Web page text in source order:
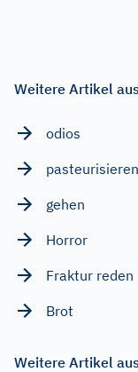
Weitere Artikel
odios
pasteurisieren
gehen
Horror
Fraktur reden
Brot
Weitere Artikel